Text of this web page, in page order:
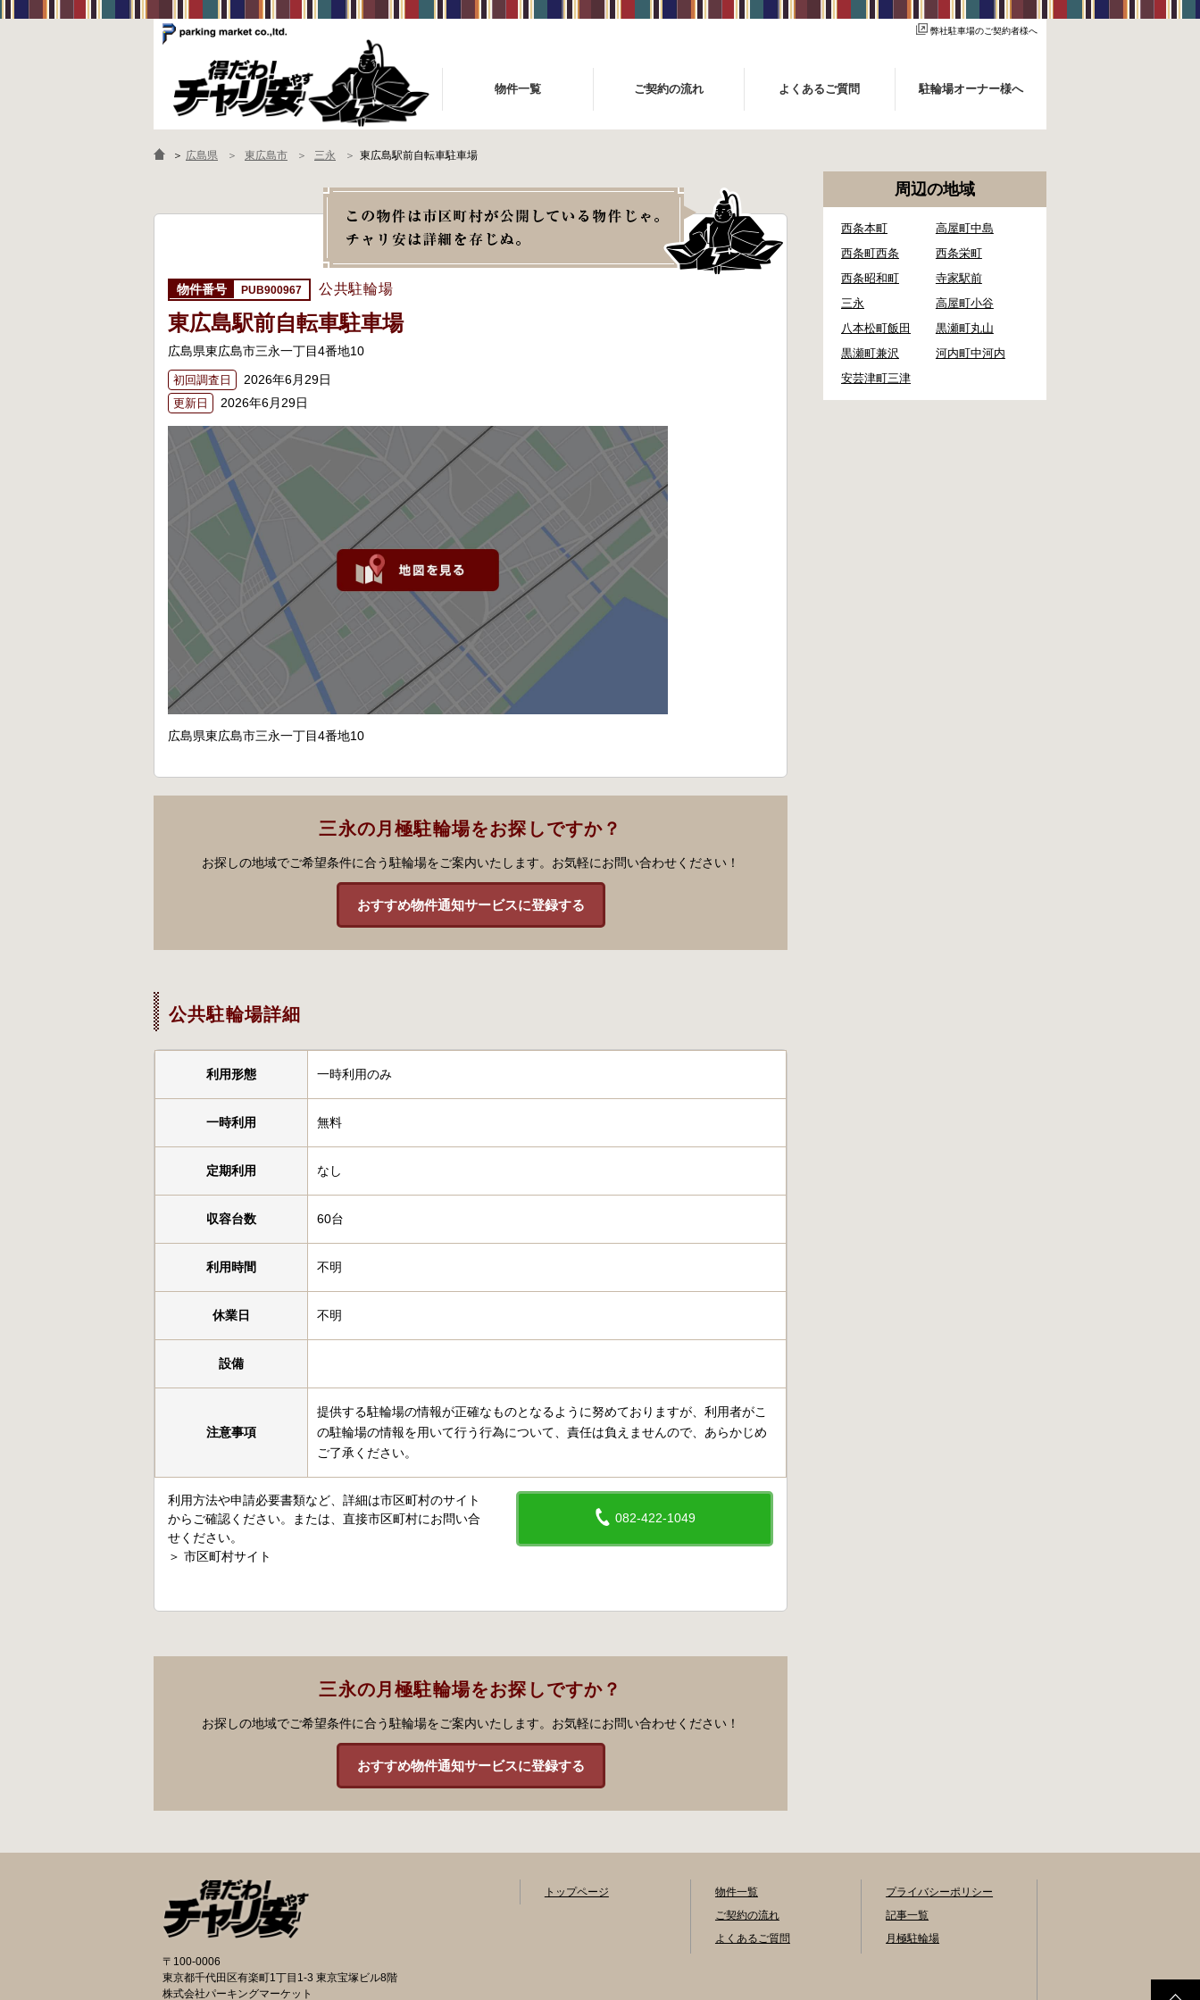
弊社駐車場のご契約者様へ
物件一覧 ご契約の流れ よくあるご質問 駐輪場オーナー様へ
＞ 広島県 東広島市 三永 東広島駅前自転車駐車場
PUB900967 公共駐輪場
東広島駅前自転車駐車場
広島県東広島市三永一丁目4番地10
初回調査日 2026年6月29日
更新日 2026年6月29日
広島県東広島市三永一丁目4番地10
三永の月極駐輪場をお探しですか？
お探しの地域でご希望条件に合う駐輪場をご案内いたします。お気軽にお問い合わせください！
おすすめ物件通知サービスに登録する
公共駐輪場詳細
利用形態 一時利用のみ
一時利用 無料
定期利用 なし
収容台数 60台
利用時間 不明
休業日 不明
設備
注意事項
提供する駐輪場の情報が正確なものとなるように努めておりますが、利用者がこ
の駐輪場の情報を用いて行う行為について、責任は負えませんので、あらかじめ
ご了承ください。
082-422-1049
利用方法や申請必要書類など、詳細は市区町村のサイト
からご確認ください。または、直接市区町村にお問い合
せください。
＞ 市区町村サイト
三永の月極駐輪場をお探しですか？
お探しの地域でご希望条件に合う駐輪場をご案内いたします。お気軽にお問い合わせください！
おすすめ物件通知サービスに登録する
周辺の地域
西条本町
高屋町中島
西条町西条
西条栄町
西条昭和町
寺家駅前
三永
高屋町小谷
八本松町飯田
黒瀬町丸山
黒瀬町兼沢
河内町中河内
安芸津町三津
〒100-0006
東京都千代田区有楽町1丁目1-3 東京宝塚ビル8階
株式会社パーキングマーケット
トップページ
物件一覧
ご契約の流れ
よくあるご質問
プライバシーポリシー
記事一覧
月極駐輪場